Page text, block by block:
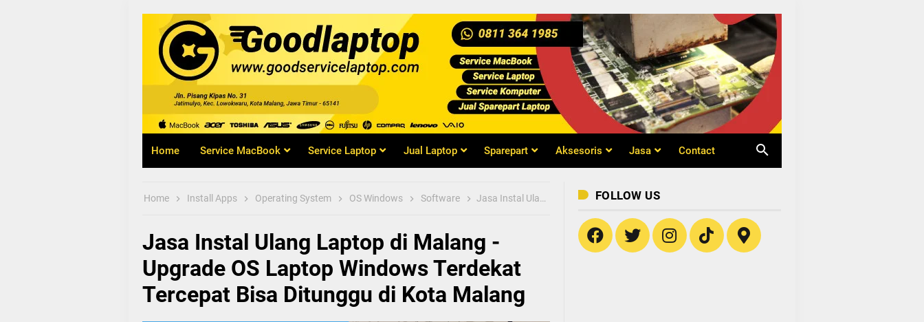
Service MacBook Malang, Service Laptop
Malang Terbaik, Cepat, Murah, Bergaransi -
Goodlaptop Malang
Home Service MacBook Service Laptop Jual Laptop Sparepart Aksesoris Jasa Contact
Home Install Apps Operating System OS Windows Software Jasa Instal Ulang Laptop di Malang - Upgrade OS Laptop Windows Terdekat Tercepat Bisa Ditunggu di Kota Malang
Jasa Instal Ulang Laptop di Malang -
Upgrade OS Laptop Windows Terdekat
Tercepat Bisa Ditunggu di Kota Malang
FOLLOW US